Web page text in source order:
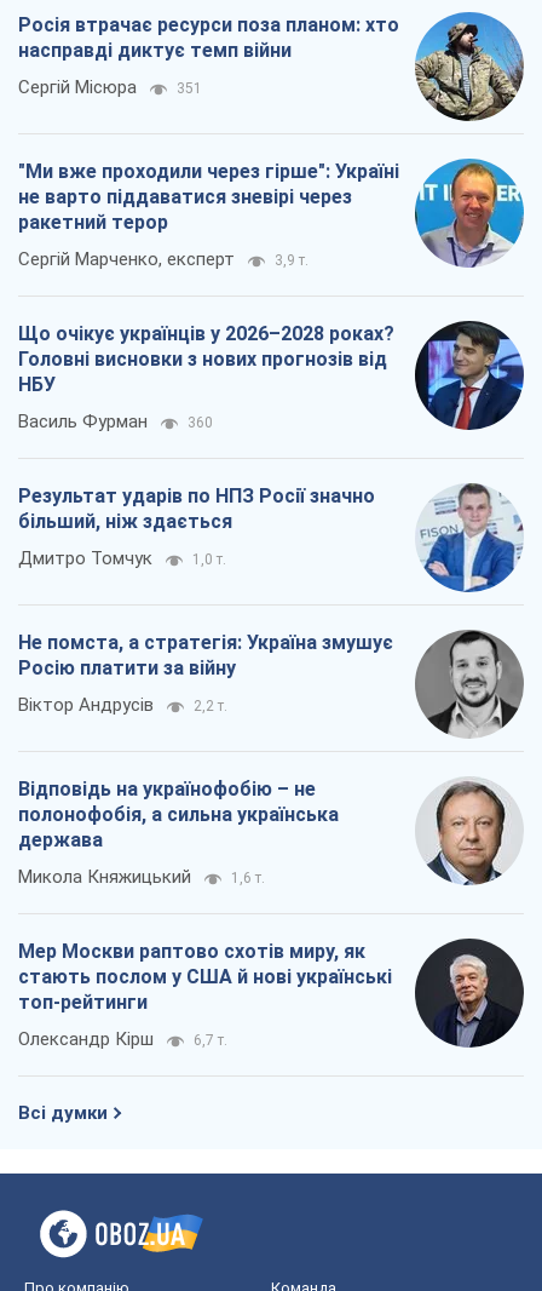
Росія втрачає ресурси поза планом: хто
насправді диктує темп війни
Сергій Місюра 351
"Ми вже проходили через гірше": Україні
не варто піддаватися зневірі через
ракетний терор
Сергій Марченко, експерт 3,9 т.
Що очікує українців у 2026–2028 роках?
Головні висновки з нових прогнозів від
НБУ
Василь Фурман 360
Результат ударів по НПЗ Росії значно
більший, ніж здається
Дмитро Томчук 1,0 т.
Не помста, а стратегія: Україна змушує
Росію платити за війну
Віктор Андрусів 2,2 т.
Відповідь на українофобію – не
полонофобія, а сильна українська
держава
Микола Княжицький 1,6 т.
Мер Москви раптово схотів миру, як
стають послом у США й нові українські
топ-рейтинги
Олександр Кірш 6,7 т.
Всі думки